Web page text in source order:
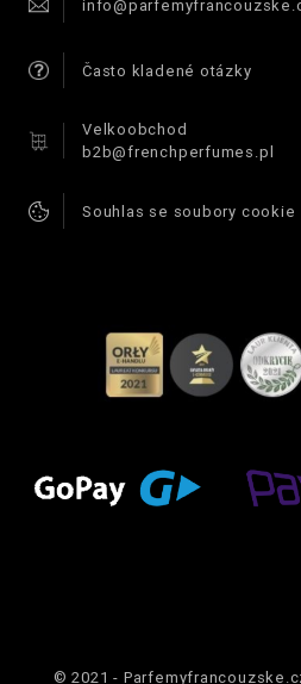
Často kladené otázky
Velkoobchod
b2b@frenchperfumes.pl
Souhlas se soubory cookie
© 2021 -